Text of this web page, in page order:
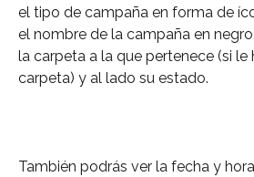
el tipo de campaña en forma de
el nombre de la campaña en
la carpeta a la que pertenece (si le
carpeta) y al lado su estado.
También podrás ver la fecha y